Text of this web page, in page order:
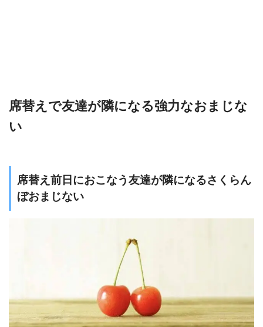
席替えで友達が隣になる強力なおまじな
い
席替え前日におこなう友達が隣になるさくらん
ぼおまじない